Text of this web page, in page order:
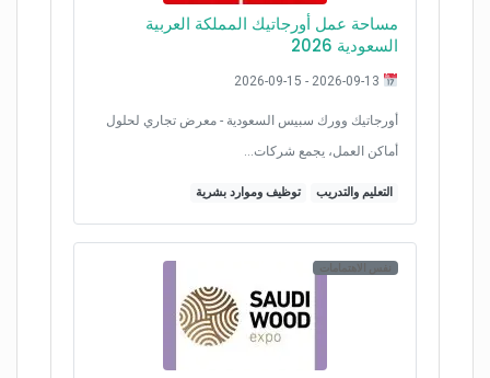
مساحة عمل أورجاتيك المملكة العربية
السعودية 2026
أورجاتيك وورك سبيس السعودية - معرض تجاري لحلول
أماكن العمل، يجمع شركات…
التعليم والتدريب توظيف وموارد بشرية
نفس الاهتمامات